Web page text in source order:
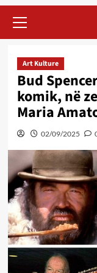
Menu
Art Kulture
Bud
komik, në
Maria
02/09/2025